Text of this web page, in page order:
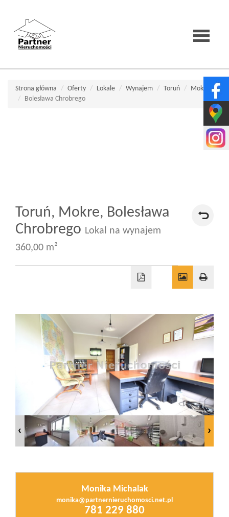
Strona
główna
Wirtualne
Notatnik
Blog
Opinie
Strona główna Oferty Lokale Wynajem Toruń
Mokre
Bolesława Chrobrego
Toruń, Mokre, Bolesława
Chrobrego Lokal na wynajem
360,00 m²
Monika Michalak
monika@partnernieruchomosci.net.pl
781 229 880